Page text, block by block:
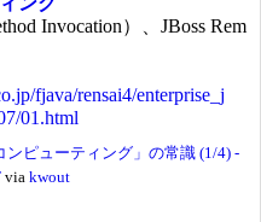
Invocation）、JBoss Rem
ピューティング」の常識 (1/4) -
via kwout